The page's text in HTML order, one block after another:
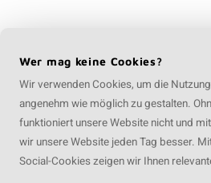
Wer mag keine Cookies?
Wir verwenden Cookies, um die
angenehm wie möglich zu gestalten.
funktioniert unsere Website nicht und
wir unsere Website jeden Tag besser.
Social-Cookies zeigen wir Ihnen